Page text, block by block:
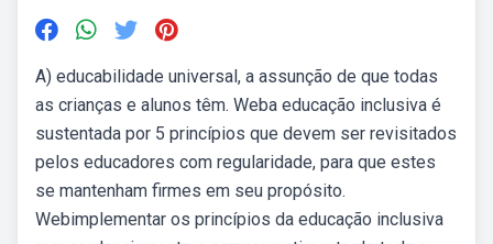
A) educabilidade universal, a assunção de que todas
as crianças e alunos têm. Weba educação inclusiva é
sustentada por 5 princípios que devem ser revisitados
pelos educadores com regularidade, para que estes
se mantenham firmes em seu propósito.
Webimplementar os princípios da educação inclusiva